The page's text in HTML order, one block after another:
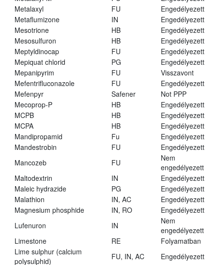
Metalaxyl
FU
Engedélyezett
Metaflumizone
IN
Engedélyezett
Mesotrione
HB
Engedélyezett
Mesosulfuron
HB
Engedélyezett
Meptyldinocap
FU
Engedélyezett
Mepiquat chlorid
PG
Engedélyezett
Mepanipyrim
FU
Visszavont
Mefentrifluconazole
FU
Engedélyezett
Mefenpyr
Safener
Not PPP
Mecoprop-P
HB
Engedélyezett
MCPB
HB
Engedélyezett
MCPA
HB
Engedélyezett
Mandipropamid
Fu
Engedélyezett
Mandestrobin
FU
Engedélyezett
Mancozeb
FU
Nem
engedélyezett
Maltodextrin
IN
Engedélyezett
Maleic hydrazide
PG
Engedélyezett
Malathion
IN, AC
Engedélyezett
Magnesium phosphide
IN, RO
Engedélyezett
Lufenuron
IN
Nem
engedélyezett
Limestone
RE
Folyamatban
Lime sulphur (calcium
polysulphid)
FU, IN, AC
Engedélyezett